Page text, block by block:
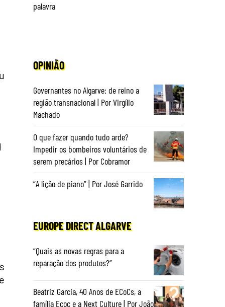
palavra
OPINIÃO
Governantes no Algarve: de reino a
região transnacional | Por Virgílio
Machado
O que fazer quando tudo arde?
Impedir os bombeiros voluntários de
serem precários | Por Cobramor
“A lição de piano” | Por José Garrido
EUROPE DIRECT ALGARVE
“Quais as novas regras para a
reparação dos produtos?”
Beatriz Garcia, 40 Anos de ECoCs, a
família Ecoc e a Next Culture | Por João